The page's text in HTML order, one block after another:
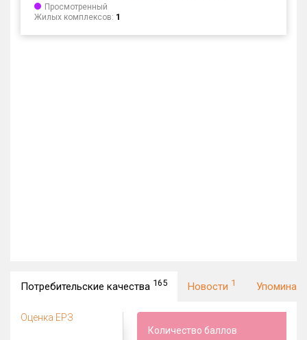
Просмотренный
Жилых комплексов: 1
Потребительские качества 165 Новости 1
Оценка ЕРЗ
Количество баллов